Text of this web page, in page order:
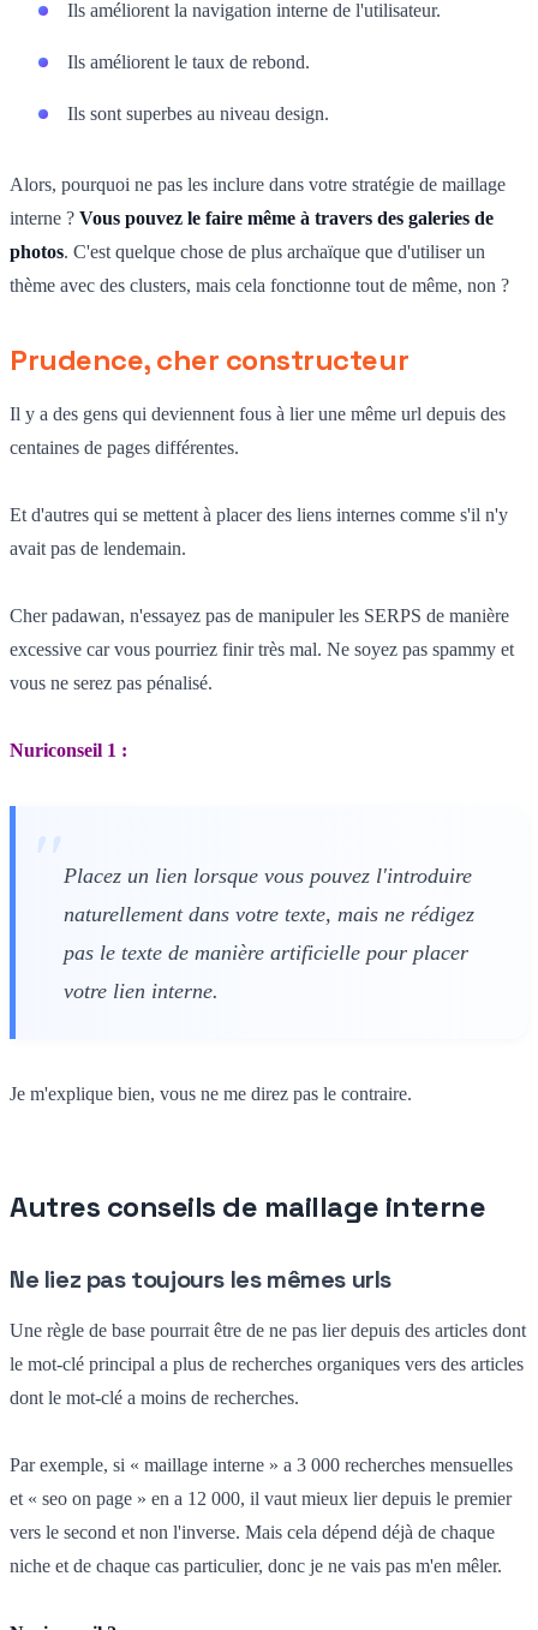
Ils améliorent la navigation interne de l'utilisateur.
Ils améliorent le taux de rebond.
Ils sont superbes au niveau design.
Alors, pourquoi ne pas les inclure dans votre stratégie de maillage
interne ? Vous pouvez le faire même à travers des galeries de
photos. C'est quelque chose de plus archaïque que d'utiliser un
thème avec des clusters, mais cela fonctionne tout de même, non ?
Prudence, cher constructeur
Il y a des gens qui deviennent fous à lier une même url depuis des
centaines de pages différentes.
Et d'autres qui se mettent à placer des liens internes comme s'il n'y
avait pas de lendemain.
Cher padawan, n'essayez pas de manipuler les SERPS de manière
excessive car vous pourriez finir très mal. Ne soyez pas spammy et
vous ne serez pas pénalisé.
Nuriconseil 1 :
Placez un lien lorsque vous pouvez l'introduire
naturellement dans votre texte, mais ne rédigez
pas le texte de manière artificielle pour placer
votre lien interne.
Je m'explique bien, vous ne me direz pas le contraire.
Autres conseils de maillage interne
Ne liez pas toujours les mêmes urls
Une règle de base pourrait être de ne pas lier depuis des articles dont
le mot-clé principal a plus de recherches organiques vers des articles
dont le mot-clé a moins de recherches.
Par exemple, si « maillage interne » a 3 000 recherches mensuelles
et « seo on page » en a 12 000, il vaut mieux lier depuis le premier
vers le second et non l'inverse. Mais cela dépend déjà de chaque
niche et de chaque cas particulier, donc je ne vais pas m'en mêler.